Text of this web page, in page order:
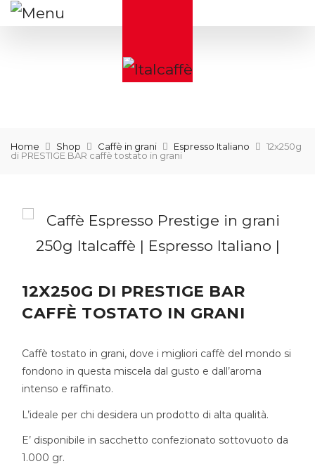
Home Shop Caffè in grani Espresso Italiano
12x250g
di PRESTIGE BAR caffè tostato in grani
12X250G DI PRESTIGE BAR
CAFFÈ TOSTATO IN GRANI
Caffè tostato in grani, dove i migliori caffè del mondo si
fondono in questa miscela dal gusto e dall’aroma
intenso e raffinato.
L’ideale per chi desidera un prodotto di alta qualità.
E’ disponibile in sacchetto confezionato sottovuoto da
1.000 gr.